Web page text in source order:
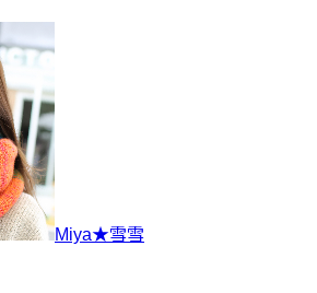
Miya★雪雪